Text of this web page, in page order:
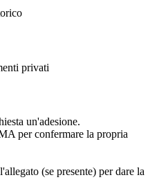
privati
un'adesione.
per confermare la propria
(se presente) per dare la